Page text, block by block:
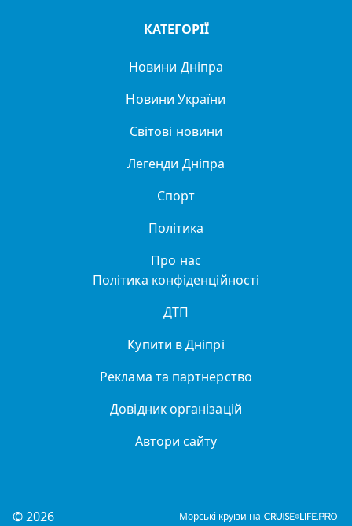
КАТЕГОРІЇ
Новини Дніпра
Новини України
Світові новини
Легенди Дніпра
Спорт
Політика
Про нас
Політика конфіденційності
ДТП
Купити в Дніпрі
Реклама та партнерство
Довідник організацій
Автори сайту
© 2026 Морські круїзи на